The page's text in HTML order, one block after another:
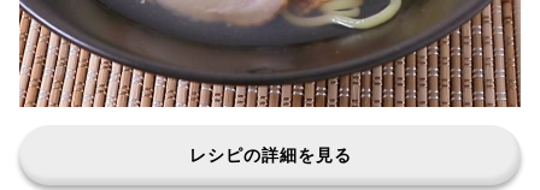
レシピの詳細を見る